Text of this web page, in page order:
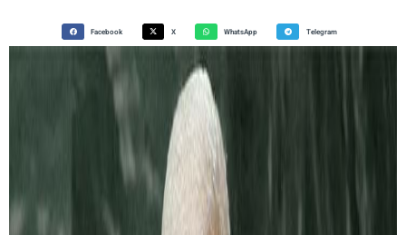
Facebook X WhatsApp Telegram